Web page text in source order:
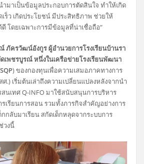
ำมาเป็นข้อมูลประกอบการตัดสินใจ ทำให้เกิด
เร็ว เกิดประโยชน์ มีประสิทธิภาพ ช่วยให้
ดี โดยเฉพาะการมีข้อมูลที่น่าเชื่อถือ”
ภัครวัฒน์อังกูร ผู้อำนวยการโรงเรียนบ้านรา
เพชรบูรณ์ หนึ่งในเครือข่ายโรงเรียนพัฒนา
) ของกองทุนเพื่อความเสมอภาคทางการ
ศ.) เริ่มต้นเล่าถึงความเปลี่ยนแปลงหลังจากนำ
นเทศ Q-INFO มาใช้สนับสนุนการบริหาร
รเรียนการสอน รวมทั้งภารกิจสำคัญอย่างการ
กกลับมาเรียน สกัดเด็กหลุดจากระบบการ
วงนี้